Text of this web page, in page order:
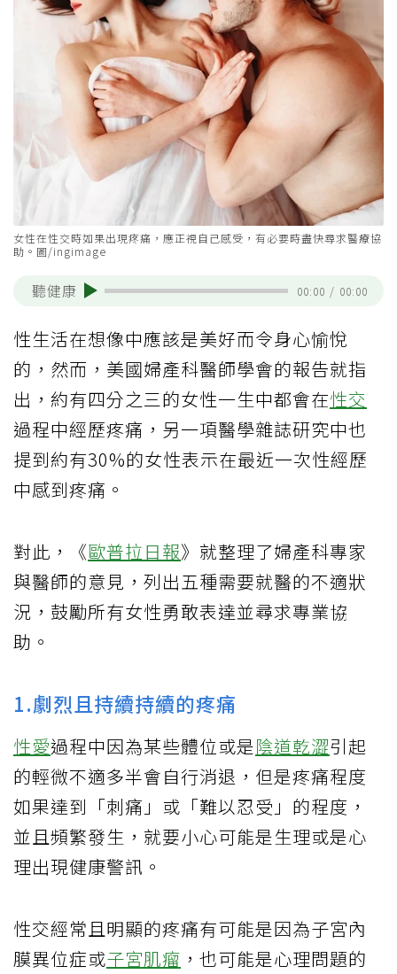
女性在性交時如果出現疼痛，應正視自己感受，有必要時盡快尋求醫療協
助。圖/ingimage
聽健康 00:00 / 00:00
性生活在想像中應該是美好而令身心愉悅
的，然而，美國婦產科醫師學會的報告就指
出，約有四分之三的女性一生中都會在性交
過程中經歷疼痛，另一項醫學雜誌研究中也
提到約有30%的女性表示在最近一次性經歷
中感到疼痛。
對此，《歐普拉日報》就整理了婦產科專家
與醫師的意見，列出五種需要就醫的不適狀
況，鼓勵所有女性勇敢表達並尋求專業協
助。
1.劇烈且持續持續的疼痛
性愛過程中因為某些體位或是陰道乾澀引起
的輕微不適多半會自行消退，但是疼痛程度
如果達到「刺痛」或「難以忍受」的程度，
並且頻繁發生，就要小心可能是生理或是心
理出現健康警訊。
性交經常且明顯的疼痛有可能是因為子宮內
膜異位症或子宮肌瘤 ，也可能是心理問題的